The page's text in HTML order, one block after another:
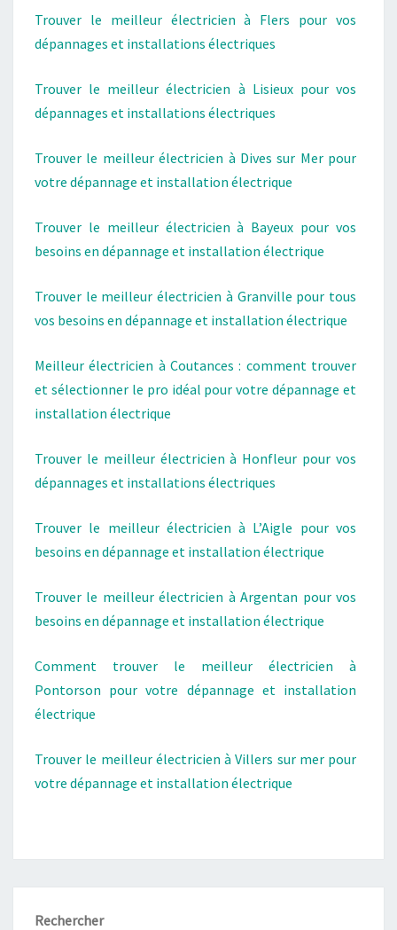
Trouver le meilleur électricien à Flers pour vos
dépannages et installations électriques
Trouver le meilleur électricien à Lisieux pour vos
dépannages et installations électriques
Trouver le meilleur électricien à Dives sur Mer pour
votre dépannage et installation électrique
Trouver le meilleur électricien à Bayeux pour vos
besoins en dépannage et installation électrique
Trouver le meilleur électricien à Granville pour tous
vos besoins en dépannage et installation électrique
Meilleur électricien à Coutances : comment trouver
et sélectionner le pro idéal pour votre dépannage et
installation électrique
Trouver le meilleur électricien à Honfleur pour vos
dépannages et installations électriques
Trouver le meilleur électricien à L’Aigle pour vos
besoins en dépannage et installation électrique
Trouver le meilleur électricien à Argentan pour vos
besoins en dépannage et installation électrique
Comment trouver le meilleur électricien à
Pontorson pour votre dépannage et installation
électrique
Trouver le meilleur électricien à Villers sur mer pour
votre dépannage et installation électrique
Rechercher